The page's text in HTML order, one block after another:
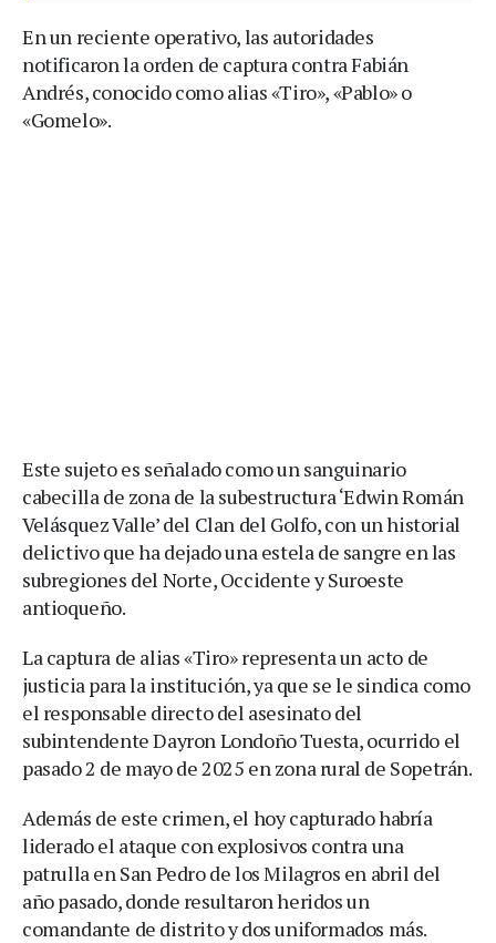
En un reciente operativo, las autoridades
notificaron la orden de captura contra Fabián
Andrés, conocido como alias «Tiro», «Pablo» o
«Gomelo».
Este sujeto es señalado como un sanguinario
cabecilla de zona de la subestructura ‘Edwin Román
Velásquez Valle’ del Clan del Golfo, con un historial
delictivo que ha dejado una estela de sangre en las
subregiones del Norte, Occidente y Suroeste
antioqueño.
La captura de alias «Tiro» representa un acto de
justicia para la institución, ya que se le sindica como
el responsable directo del asesinato del
subintendente Dayron Londoño Tuesta, ocurrido el
pasado 2 de mayo de 2025 en zona rural de Sopetrán.
Además de este crimen, el hoy capturado habría
liderado el ataque con explosivos contra una
patrulla en San Pedro de los Milagros en abril del
año pasado, donde resultaron heridos un
comandante de distrito y dos uniformados más.